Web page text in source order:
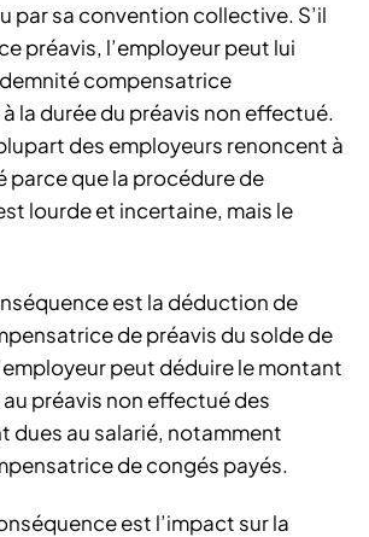
par sa convention collective. S’il
préavis, l’employeur peut lui
compensatrice
la durée du préavis non effectué.
des employeurs renoncent à
parce que la procédure de
lourde et incertaine, mais le
est la déduction de
de préavis du solde de
peut déduire le montant
préavis non effectué des
dues au salarié, notamment
de congés payés.
est l’impact sur la